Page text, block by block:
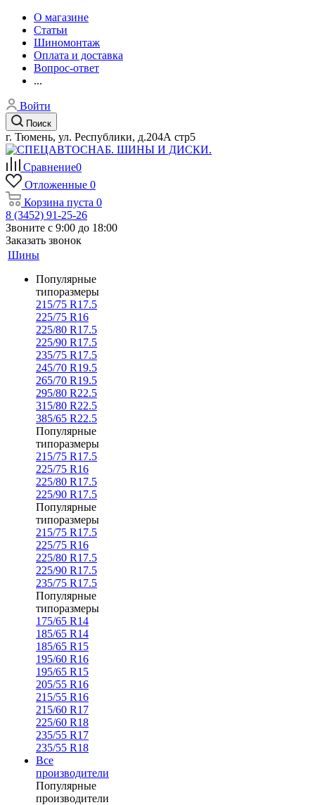
О магазине
Статьи
Шиномонтаж
Оплата и доставка
Вопрос-ответ
...
Войти
Поиск
г. Тюмень, ул. Республики, д.204А стр5
Сравнение0
Отложенные 0
Корзина пуста 0
8 (3452) 91-25-26
Звоните с 9:00 до 18:00
Заказать звонок
Шины
Популярные
типоразмеры
215/75 R17.5
225/75 R16
225/80 R17.5
225/90 R17.5
235/75 R17.5
245/70 R19.5
265/70 R19.5
295/80 R22.5
315/80 R22.5
385/65 R22.5
Популярные
типоразмеры
215/75 R17.5
225/75 R16
225/80 R17.5
225/90 R17.5
Популярные
типоразмеры
215/75 R17.5
225/75 R16
225/80 R17.5
225/90 R17.5
235/75 R17.5
Популярные
типоразмеры
175/65 R14
185/65 R14
185/65 R15
195/60 R16
195/65 R15
205/55 R16
215/55 R16
215/60 R17
225/60 R18
235/55 R17
235/55 R18
Все
производители
Популярные
производители